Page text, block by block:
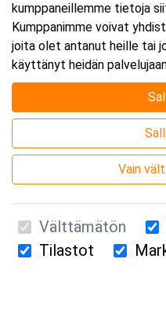
Suomen Ensiapukoulutus
kumppaneillemme tietoja
Kumppanimme voivat
joita olet antanut heille tai
käyttänyt heidän
Vain
Välttämätön
Tilastot